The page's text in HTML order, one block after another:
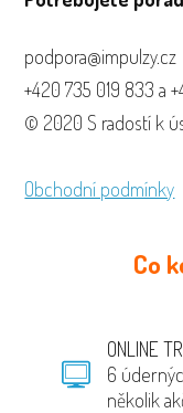
podpora@impulzy.cz
+420 735 019 833 a
© 2020 S radostí k
Obchodní podmínky
Co
ONLINE
6
několik